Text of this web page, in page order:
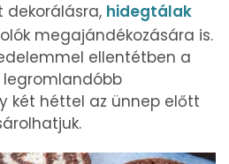
dekorálásra, hidegtálak
megajándékozására is.
ellentétben a
két héttel az ünnep előtt